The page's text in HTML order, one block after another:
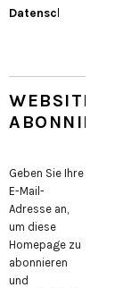
Datenschutz
WEBSITE
ABONNIEREN
Geben Sie Ihre
E-Mail-
Adresse an,
um diese
Homepage zu
abonnieren
und